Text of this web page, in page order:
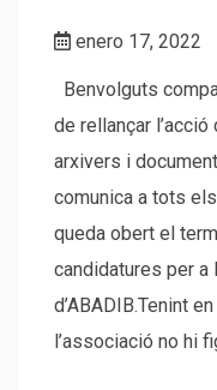
enero 17, 2022
Benvolguts
de rellançar
arxivers i
comunica a tots
queda obert el
candidatures per a
d’ABADIB.Tenint
l’associació no hi